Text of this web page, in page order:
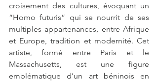
croisement des cultures, évoquant un
“Homo futuris” qui se nourrit de ses
multiples appartenances, entre Afrique
et Europe, tradition et modernité. Cet
artiste, formé entre Paris et le
Massachusetts, est une figure
emblématique d’un art béninois en